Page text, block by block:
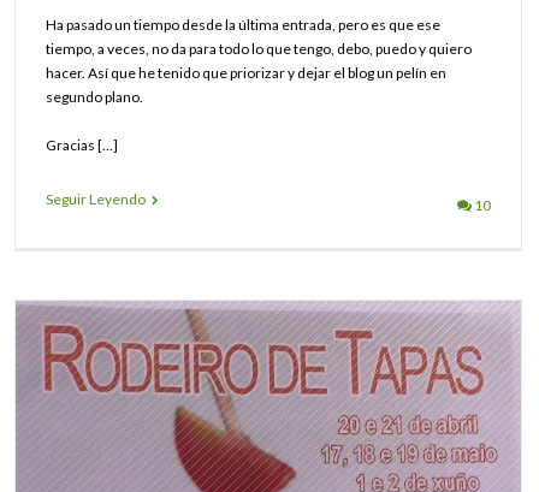
Ha pasado un tiempo desde la última entrada, pero es que ese
tiempo, a veces, no da para todo lo que tengo, debo, puedo y quiero
hacer. Así que he tenido que priorizar y dejar el blog un pelín en
segundo plano.
Gracias […]
Seguir Leyendo 10